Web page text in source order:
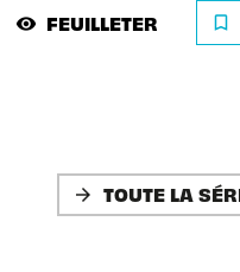
visibility FEUILLETER bookmark_border
arrow_forward TOUTE LA